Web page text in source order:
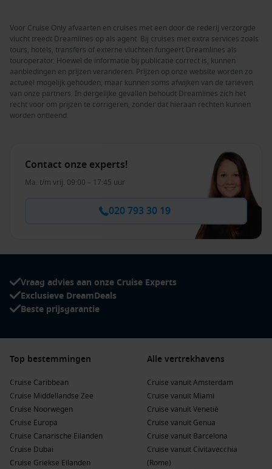
Voor Cruise Only afvaarten en cruises met een door de rederij verzorgde
vlucht treedt Dreamlines op als agent. Bij cruises met extra services zoals
tours, hotels, transfers of externe vluchten fungeert Dreamlines als
touroperator. Hoewel de informatie bij publicatie correct is, kunnen
aanbiedingen en prijzen veranderen. Prijzen op onze website worden zo
actueel mogelijk gehouden, maar kunnen soms afwijken van de tarieven
van onze partners. In dergelijke gevallen behoudt Dreamlines zich het
recht voor om prijzen te corrigeren, zonder dat hieraan rechten kunnen
worden ontleend.
Contact onze experts!
Ma. t/m vrij. 09:00 – 17:45 uur
020 793 30 19
Vraag advies aan onze Cruise Experts
Exclusieve DreamDeals
Beste prijsgarantie
Top bestemmingen
Cruise Caribbean
Cruise Middellandse Zee
Cruise Noorwegen
Cruise Europa
Cruise Canarische Eilanden
Cruise Dubai
Cruise Griekse Eilanden
Alle vertrekhavens
Cruise vanuit Amsterdam
Cruise vanuit Miami
Cruise vanuit Venetië
Cruise vanuit Genua
Cruise vanuit Barcelona
Cruise vanuit Civitavecchia
(Rome)